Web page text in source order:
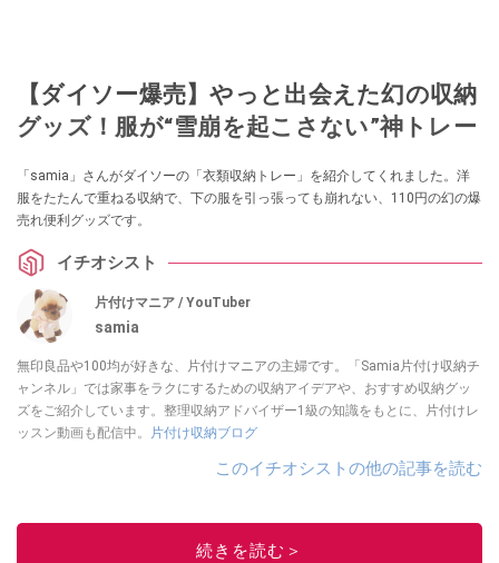
【ダイソー爆売】やっと出会えた幻の収納
グッズ！服が“雪崩を起こさない”神トレー
「samia」さんがダイソーの「衣類収納トレー」を紹介してくれました。洋
服をたたんで重ねる収納で、下の服を引っ張っても崩れない、110円の幻の爆
売れ便利グッズです。
イチオシスト
片付けマニア / YouTuber
samia
無印良品や100均が好きな、片付けマニアの主婦です。「Samia片付け収納チ
ャンネル」では家事をラクにするための収納アイデアや、おすすめ収納グッ
ズをご紹介しています。整理収納アドバイザー1級の知識をもとに、片付けレ
ッスン動画も配信中。
片付け収納ブログ
このイチオシストの他の記事を読む
続きを読む＞